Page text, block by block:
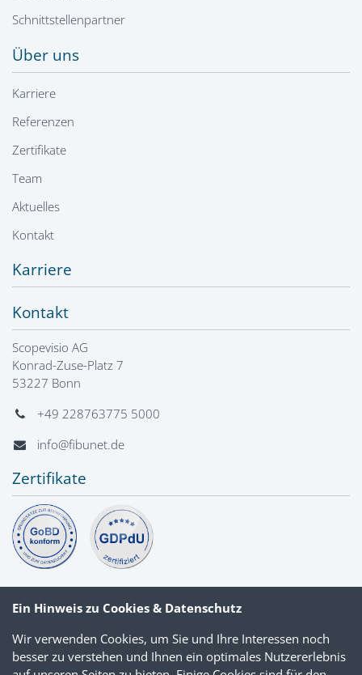
Schnittstellenpartner
Über uns
Karriere
Referenzen
Zertifikate
Team
Aktuelles
Kontakt
Karriere
Kontakt
Scopevisio AG
Konrad-Zuse-Platz 7
53227 Bonn
+49 228763775 5000
info@fibunet.de
Zertifikate
Ein Hinweis zu Cookies & Datenschutz
Wir verwenden Cookies, um Sie und Ihre Interessen noch
besser zu verstehen und Ihnen ein optimales Nutzererlebnis